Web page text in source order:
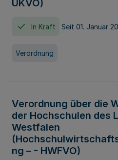
UKVO)
In Kraft Seit 01. Januar
Verordnung
Verordnung über die
der Hochschulen des
Westfalen
ng – - HWFVO)